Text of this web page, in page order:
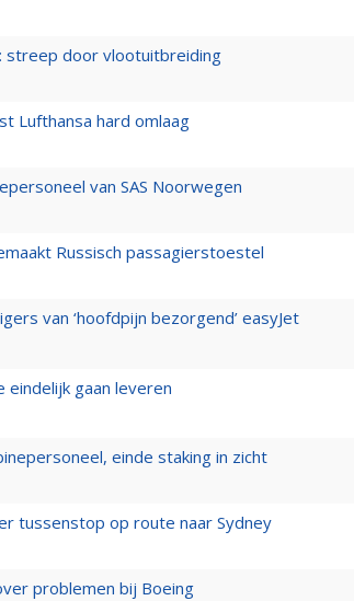
streep door vlootuitbreiding
Lufthansa hard omlaag
van SAS Noorwegen
Russisch passagierstoestel
van ‘hoofdpijn bezorgend’ easyJet
eindelijk gaan leveren
einde staking in zicht
tussenstop op route naar Sydney
problemen bij Boeing